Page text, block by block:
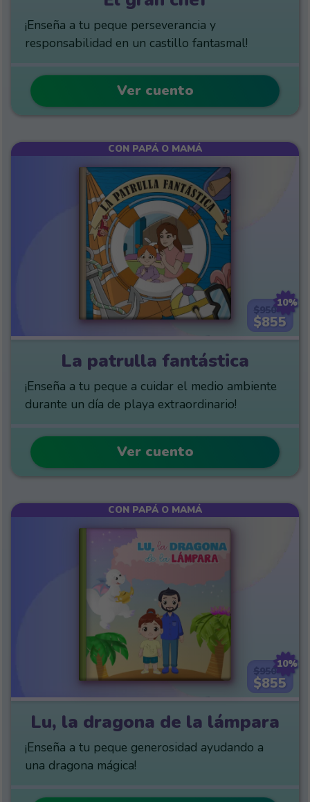
¡Enseña a tu peque perseverancia y
responsabilidad en un castillo fantasmal!
Ver cuento
10%
$950
$855
CON PAPÁ O MAMÁ
La patrulla fantástica
¡Enseña a tu peque a cuidar el medio ambiente
durante un día de playa extraordinario!
Ver cuento
10%
$950
$855
CON PAPÁ O MAMÁ
Lu, la dragona de la lámpara
¡Enseña a tu peque generosidad ayudando a
una dragona mágica!